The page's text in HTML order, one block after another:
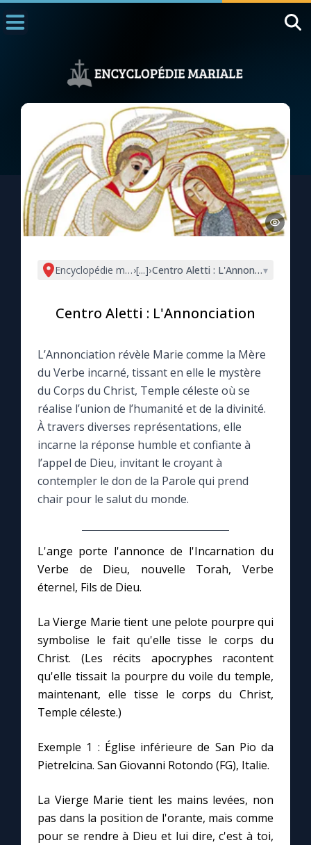
1000 Raisons de Croire
L'actualité de la semaine
La chaîne Youtube
La newsletter
La vidéo de la semaine
Le magazine
Le site internet
Questions-réponses
L'Évangile chaque jour
Les premiers samedis du mois
Marie qui défait les nœuds
Me consacrer à Jésus par Marie
Mes intentions de prière
Une neuvaine
Encyclopédie mariale
›[...]›Centro Aletti : L'Annonciation
▾
Centro Aletti : L'Annonciation
L’Annonciation révèle Marie comme la Mère
du Verbe incarné, tissant en elle le mystère
du Corps du Christ, Temple céleste où se
réalise l’union de l’humanité et de la divinité.
À travers diverses représentations, elle
incarne la réponse humble et confiante à
l’appel de Dieu, invitant le croyant à
contempler le don de la Parole qui prend
chair pour le salut du monde.
L'ange porte l'annonce de l'Incarnation du
Verbe de Dieu, nouvelle Torah, Verbe
éternel, Fils de Dieu.
La Vierge Marie tient une pelote pourpre qui
symbolise le fait qu'elle tisse le corps du
Christ. (Les récits apocryphes racontent
qu'elle tissait la pourpre du voile du temple,
maintenant, elle tisse le corps du Christ,
Temple céleste.)
Exemple 1 : Église inférieure de San Pio da
Pietrelcina. San Giovanni Rotondo (FG), Italie.
La Vierge Marie tient les mains levées, non
pas dans la position de l'orante, mais comme
pour se rendre à Dieu et lui dire, c'est à toi,